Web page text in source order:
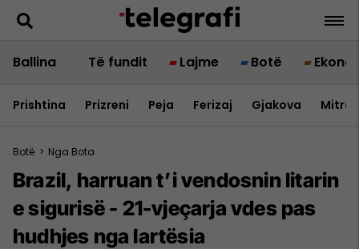
Ballina Të fundit Lajme Botë
Prishtina Prizreni Peja Ferizaj Gjakova
Botë > Nga Bota
Brazil, harruan t’i vendosnin litarin
e sigurisë - 21-vjeçarja vdes pas
hudhjes nga lartësia